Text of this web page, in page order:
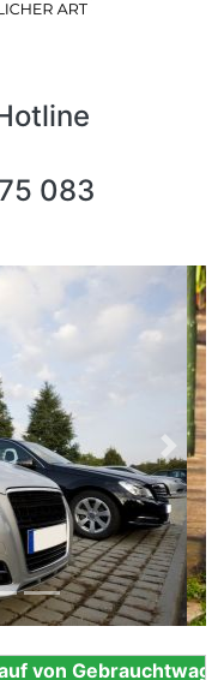
083
Next
von